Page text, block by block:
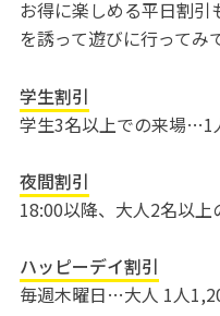
お得に楽しめる平日割
を誘って遊びに行ってみ
学生割引
学生3名以上での来場
夜間割引
18:00以降、大人2名以
ハッピーデイ割引
毎週木曜日…大人 1人